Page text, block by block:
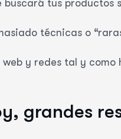
tus productos
técnicas o
web y redes tal y
grandes